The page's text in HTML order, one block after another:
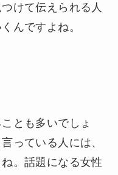
けて伝えられる人
んですよね。
とも多いでしょ
っている人には、
。話題になる女性